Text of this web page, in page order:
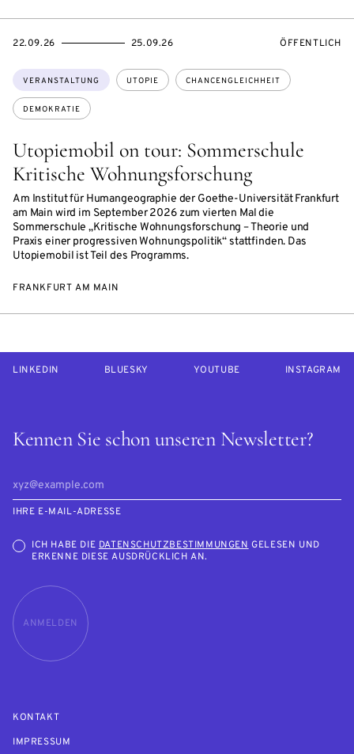
Utopiemobil on tour: Sommerschule
Kritische Wohnungsforschung
Am Institut für Humangeographie der Goethe-Universität Frankfurt
am Main wird im September 2026 zum vierten Mal die
Sommerschule „Kritische Wohnungsforschung – Theorie und
Praxis einer progressiven Wohnungspolitik“ stattfinden. Das
Utopiemobil ist Teil des Programms.
Themen:
VERANSTALTUNG UTOPIE CHANCENGLEICHHEIT
DEMOKRATIE
EVENTBEGINSON
22.09.26
EVENTENDSON 25.09.26 ÖFFENTLICH
FRANKFURT AM MAIN
Kennen Sie schon unseren Newsletter?
IHRE E-MAIL-ADRESSE
ICH HABE DIEDATENSCHUTZBESTIMMUNGENGELESEN UND
ERKENNE DIESE AUSDRÜCKLICH AN.
ANMELDEN
LINKEDIN BLUESKY YOUTUBE INSTAGRAM
KONTAKT
IMPRESSUM